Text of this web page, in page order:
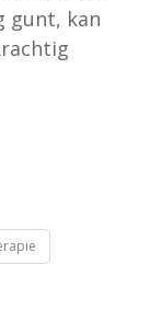
gunt, kan